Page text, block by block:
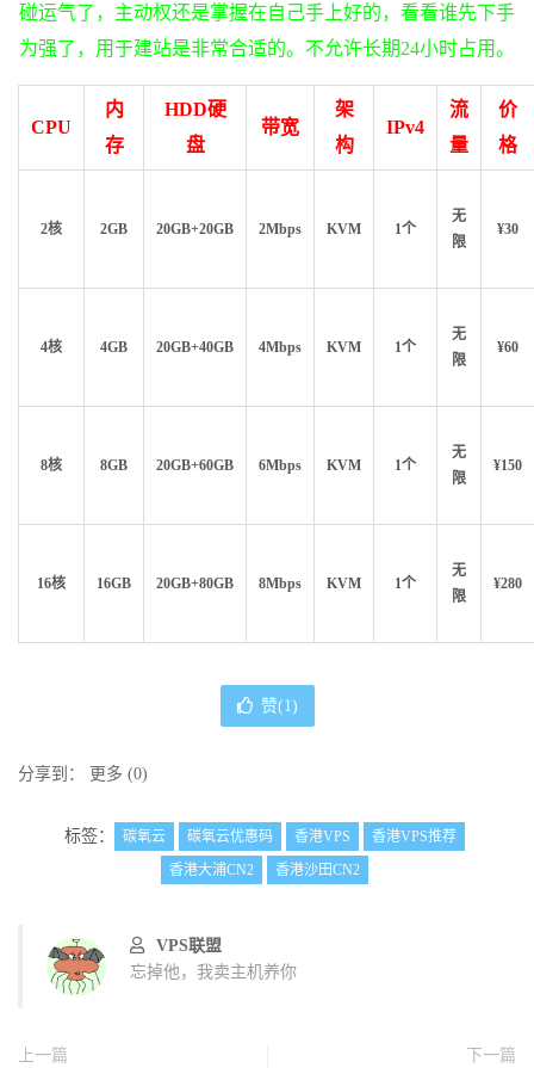
碰运气了，主动权还是掌握在自己手上好的，看看谁先下手
为强了，用于建站是非常合适的。不允许长期24小时占用。
CPU
内
存
HDD硬
盘
带宽
架
构
IPv4
流
量
价
格
2核 2GB 20GB+20GB 2Mbps KVM 1个
无
限
¥30
4核 4GB 20GB+40GB 4Mbps KVM 1个
无
限
¥60
8核 8GB 20GB+60GB 6Mbps KVM 1个
无
限
¥150
16核 16GB 20GB+80GB 8Mbps KVM 1个
无
限
¥280
赞(1)
分享到： 更多 (0)
标签： 碳氧云 碳氧云优惠码 香港VPS
香港VPS推荐
香港大浦CN2
香港沙田CN2
VPS联盟
忘掉他，我卖主机养你
上一篇
下一篇